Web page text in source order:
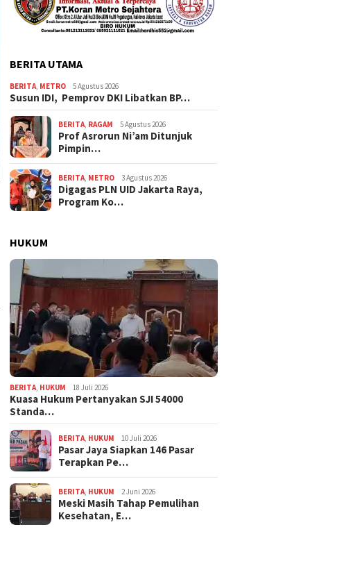
BERITA UTAMA
BERITA, METRO 5 Agustus 2026
Susun IDI, Pemprov DKI Libatkan BP…
BERITA, RAGAM 5 Agustus 2026
Prof Asrorun Ni’am Ditunjuk
Pimpin…
BERITA, METRO 3 Agustus 2026
Digagas PLN UID Jakarta Raya,
Program Ko…
HUKUM
BERITA, HUKUM 18 Juli 2026
Kuasa Hukum Pertanyakan SJI 54000
Standa…
BERITA, HUKUM 10 Juli 2026
Pasar Jaya Siapkan 146 Pasar
Terapkan Pe…
BERITA, HUKUM 2 Juni 2026
Meski Masih Tahap Pemulihan
Kesehatan, E…